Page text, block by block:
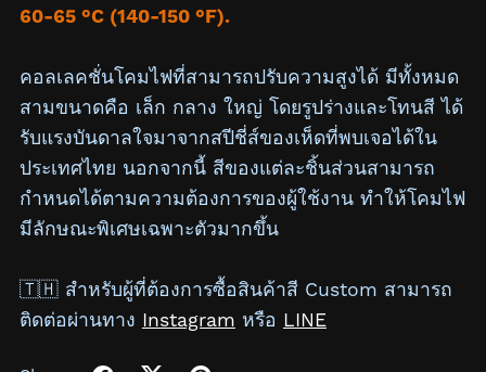
60-65 °C (140-150 °F).
คอลเลคชั่นโคมไฟที่สามารถปรับความสูงได้ มีทั้งหมด
สามขนาดคือ เล็ก กลาง ใหญ่ โดยรูปร่างและโทนสี ได้
รับแรงบันดาลใจมาจากสปีชี่ส์ของเห็ดที่พบเจอได้ใน
ประเทศไทย นอกจากนี้ สีของแต่ละชิ้นส่วนสามารถ
กำหนดได้ตามความต้องการของผู้ใช้งาน ทำให้โคมไฟ
มีลักษณะพิเศษเฉพาะตัวมากขึ้น
🇹🇭 สำหรับผู้ที่ต้องการซื้อสินค้าสี Custom สามารถ
ติดต่อผ่านทาง Instagram หรือ LINE